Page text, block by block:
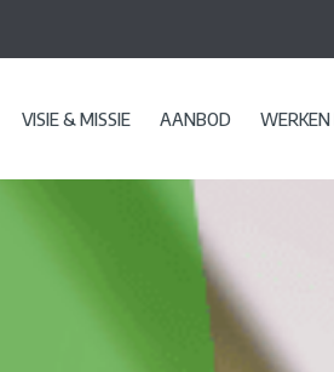
VISIE & MISSIE AANBOD WERKEN